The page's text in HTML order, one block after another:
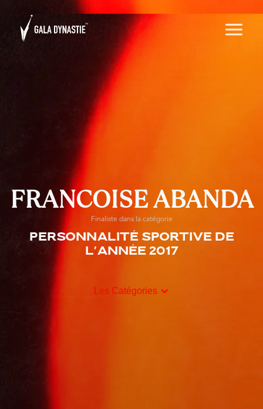
FRANCOISE ABANDA
Finaliste dans la catégorie
Personnalité Sportive de
l'année 2017
Les Catégories